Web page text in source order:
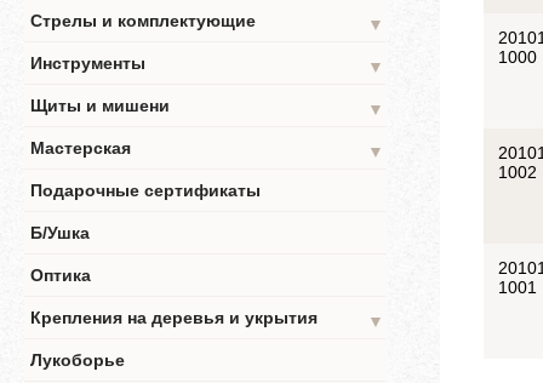
Стрелы и комплектующие
▼
Инструменты
▼
Щиты и мишени
▼
Мастерская
▼
Подарочные сертификаты
Б/Ушка
Оптика
Крепления на деревья и укрытия
▼
Лукоборье
1000
1002
1001